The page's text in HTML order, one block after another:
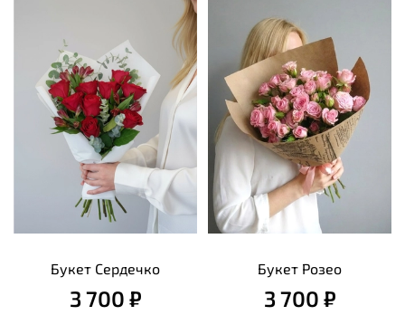
Букет Сердечко
3 700 ₽
Букет Розео
3 700 ₽